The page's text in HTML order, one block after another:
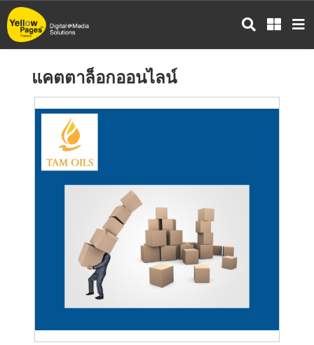
ข้าม
ไป
แคตตาล็อกออนไลน์